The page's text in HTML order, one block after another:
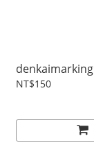
denkaimarking
NT$150